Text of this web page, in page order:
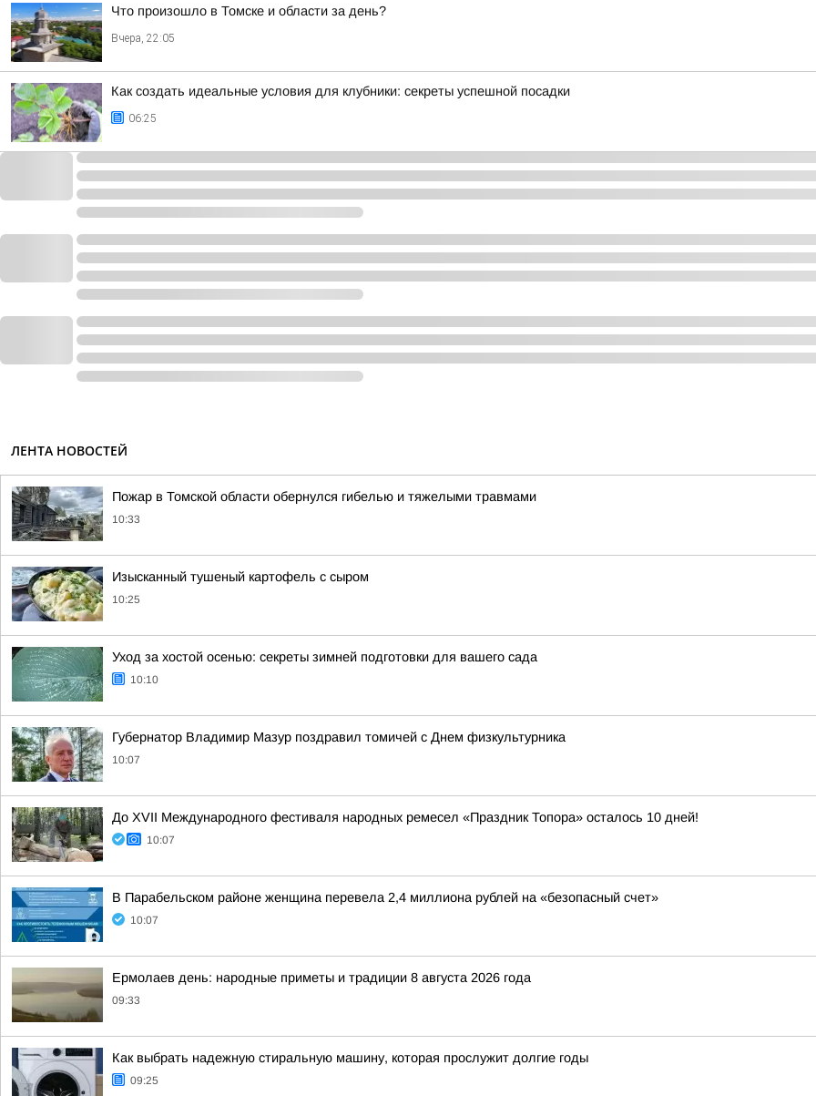
Что произошло в Томске и области за день?
Вчера, 22:05
Как создать идеальные условия для клубники: секреты успешной посадки
06:25
ЛЕНТА НОВОСТЕЙ
Пожар в Томской области обернулся гибелью и тяжелыми травмами
10:33
Изысканный тушеный картофель с сыром
10:25
Уход за хостой осенью: секреты зимней подготовки для вашего сада
10:10
Губернатор Владимир Мазур поздравил томичей с Днем физкультурника
10:07
До XVII Международного фестиваля народных ремесел «Праздник Топора» осталось 10 дней!
10:07
В Парабельском районе женщина перевела 2,4 миллиона рублей на «безопасный счет»
10:07
Ермолаев день: народные приметы и традиции 8 августа 2026 года
09:33
Как выбрать надежную стиральную машину, которая прослужит долгие годы
09:25